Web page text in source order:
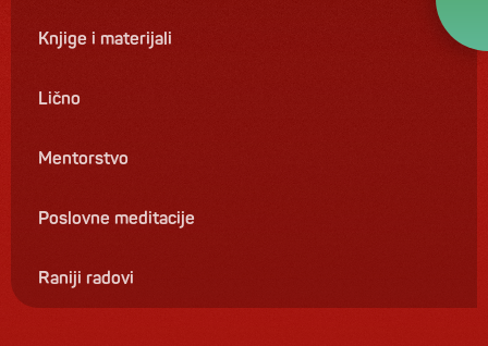
Knjige i materijali
Lično
Mentorstvo
Poslovne meditacije
Raniji radovi